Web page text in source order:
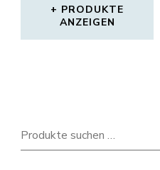
BIS
PRODUKTE
ANZEIGEN
Suchen
nach: